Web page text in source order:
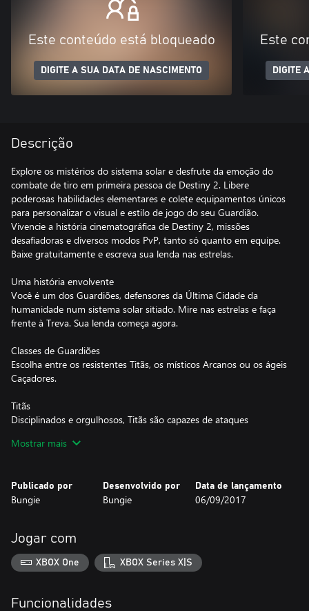
Este conteúdo está bloqueado
DIGITE A SUA DATA DE NASCIMENTO
Este
DIGITE
Descrição
Explore os mistérios do sistema solar e desfrute da emoção do
combate de tiro em primeira pessoa de Destiny 2. Libere
poderosas habilidades elementares e colete equipamentos únicos
para personalizar o visual e estilo de jogo do seu Guardião.
Vivencie a história cinematográfica de Destiny 2, missões
desafiadoras e diversos modos PvP, tanto só quanto em equipe.
Baixe gratuitamente e escreva sua lenda nas estrelas.
Uma história envolvente
Você é um dos Guardiões, defensores da Última Cidade da
humanidade num sistema solar sitiado. Mire nas estrelas e faça
frente à Treva. Sua lenda começa agora.
Classes de Guardiões
Escolha entre os resistentes Titãs, os místicos Arcanos ou os ágeis
Caçadores.
Titãs
Disciplinados e orgulhosos, Titãs são capazes de ataques
céus com trovões e enfrente os inimigos de igual para igual. Sua
Arcanos
Arcanos usam os mistérios do universo como armas para se
sobre o campo de batalha e elimine as hordas inimigas num
piscar de olhos. Quem estiver ao seu lado conhecerá o
verdadeiro poder da Luz.
Ágeis e audaciosos, Caçadores são ligeiros nos movimentos e
Mostrar mais
Publicado por
Bungie
Desenvolvido por
Bungie
Data de lançamento
06/09/2017
Jogar com
XBOX One XBOX Series X|S
Funcionalidades